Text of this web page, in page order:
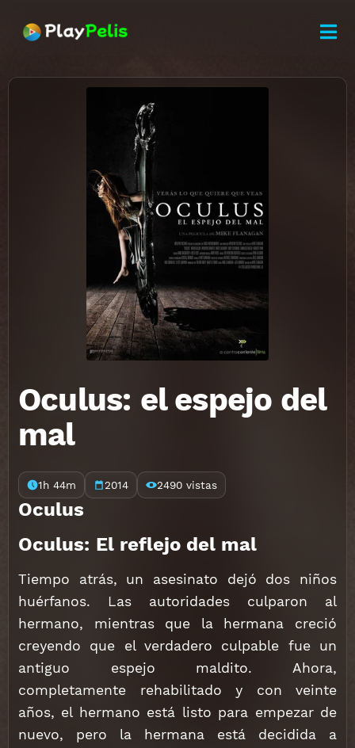
Oculus: el espejo del
mal
1h 44m 2014 2490 vistas
Oculus
Oculus: El reflejo del mal
Tiempo atrás, un asesinato dejó dos niños
huérfanos. Las autoridades culparon al
hermano, mientras que la hermana creció
creyendo que el verdadero culpable fue un
antiguo espejo maldito. Ahora,
completamente rehabilitado y con veinte
años, el hermano está listo para empezar de
nuevo, pero la hermana está decidida a